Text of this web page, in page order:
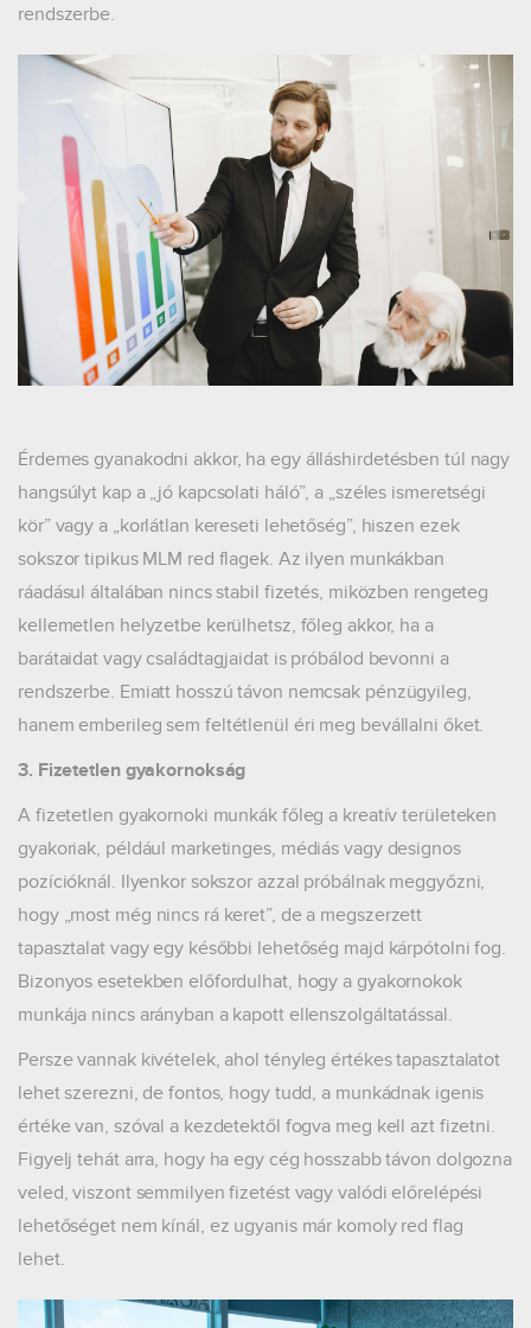
rendszerbe.
Érdemes gyanakodni akkor, ha egy álláshirdetésben túl nagy
hangsúlyt kap a „jó kapcsolati háló”, a „széles ismeretségi
kör” vagy a „korlátlan kereseti lehetőség”, hiszen ezek
sokszor tipikus MLM red flagek. Az ilyen munkákban
ráadásul általában nincs stabil fizetés, miközben rengeteg
kellemetlen helyzetbe kerülhetsz, főleg akkor, ha a
barátaidat vagy családtagjaidat is próbálod bevonni a
rendszerbe. Emiatt hosszú távon nemcsak pénzügyileg,
hanem emberileg sem feltétlenül éri meg bevállalni őket.
3. Fizetetlen gyakornokság
A fizetetlen gyakornoki munkák főleg a kreatív területeken
gyakoriak, például marketinges, médiás vagy designos
pozícióknál. Ilyenkor sokszor azzal próbálnak meggyőzni,
hogy „most még nincs rá keret”, de a megszerzett
tapasztalat vagy egy későbbi lehetőség majd kárpótolni fog.
Bizonyos esetekben előfordulhat, hogy a gyakornokok
munkája nincs arányban a kapott ellenszolgáltatással.
Persze vannak kivételek, ahol tényleg értékes tapasztalatot
lehet szerezni, de fontos, hogy tudd, a munkádnak igenis
értéke van, szóval a kezdetektől fogva meg kell azt fizetni.
Figyelj tehát arra, hogy ha egy cég hosszabb távon dolgozna
veled, viszont semmilyen fizetést vagy valódi előrelépési
lehetőséget nem kínál, ez ugyanis már komoly red flag
lehet.